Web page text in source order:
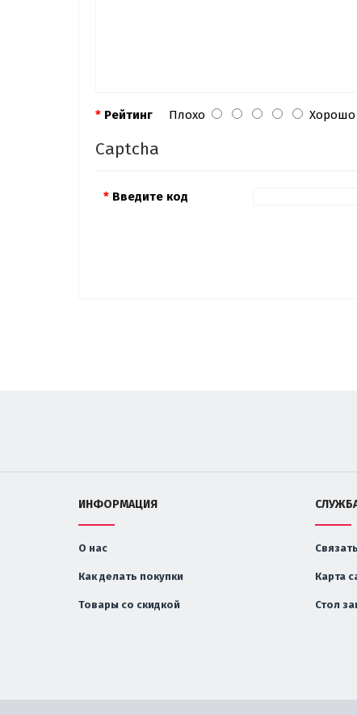
Рейтинг Плохо Хорошо
Captcha
Введите код
ИНФОРМАЦИЯ
О нас
Как делать покупки
Товары со скидкой
Карта
Стол